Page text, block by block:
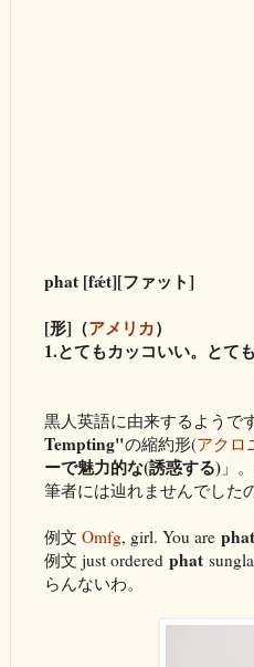
phat [fǽt][ファット]
[形]（アメリカ）
1.とてもカッコいい。とて
黒人英語に由来するようで
Tempting"の縮約形(アクロ
ーで魅力的な(誘惑する) 」。
筆者には辿れませんでした
例文 Omfg, girl. You are phat
例文 just ordered phat
らんないわ。